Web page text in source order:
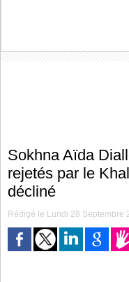
Sokhna Aïda
rejetés par le
décliné
Rédigé le Lundi 28 Septembre